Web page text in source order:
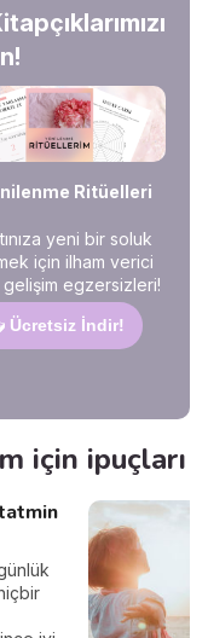
tepki
birlikte
Ritüelleri
yeni bir soluk
için ilham verici
gelişim egzersizleri!
Ücretsiz İndir!
için ipuçları